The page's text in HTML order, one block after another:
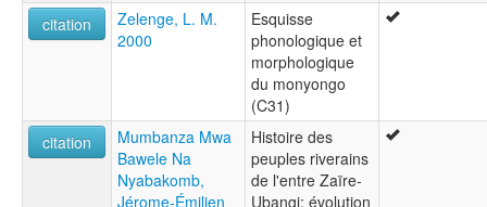
citation
Zelenge, L. M.
2000
Esquisse
phonologique et
morphologique
du monyongo
(C31)
citation
Mumbanza Mwa
Bawele Na
Nyabakomb,
Jérome-Émilien
Histoire des
peuples riverains
de l'entre Zaïre-
Ubangi: évolution